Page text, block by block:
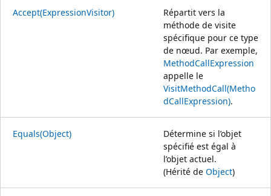
Accept(ExpressionVisitor)
Répartit vers la
méthode de visite
spécifique pour ce type
de nœud. Par exemple,
MethodCallExpression
appelle le
VisitMethodCall(Metho
dCallExpression).
Equals(Object)
Détermine si l’objet
spécifié est égal à
l’objet actuel.
(Hérité de Object)